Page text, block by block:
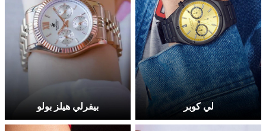
لي كوبر بيفرلي هيلز بولو